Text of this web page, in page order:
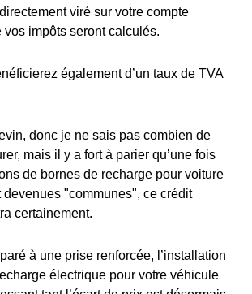
viré sur votre compte
vos impôts seront calculés.
également d’un taux de TVA
donc je ne sais pas combien de
mais il y a fort à parier qu’une fois
de bornes de recharge pour voiture
"communes", ce crédit
certainement.
à une prise renforcée, l’installation
électrique pour votre véhicule